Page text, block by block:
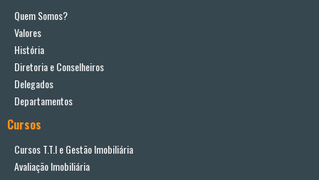
Quem Somos?
Valores
História
Diretoria e Conselheiros
Delegados
Departamentos
Cursos
Cursos T.T.I e Gestão Imobiliária
Avaliação Imobiliária